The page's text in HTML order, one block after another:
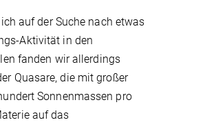
auf der Suche nach etwas
Aktivität in den
fanden wir allerdings
Quasare, die mit großer
Sonnenmassen pro
auf das